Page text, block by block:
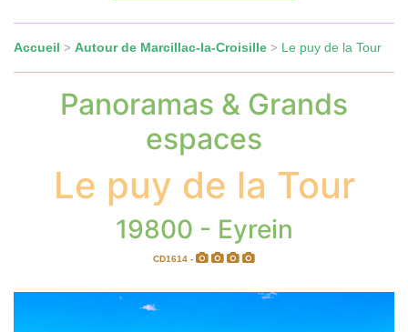
Accueil > Autour de Marcillac-la-Croisille > Le puy de la Tour
Panoramas & Grands
espaces
Le puy de la Tour
19800 - Eyrein
CD1614 -